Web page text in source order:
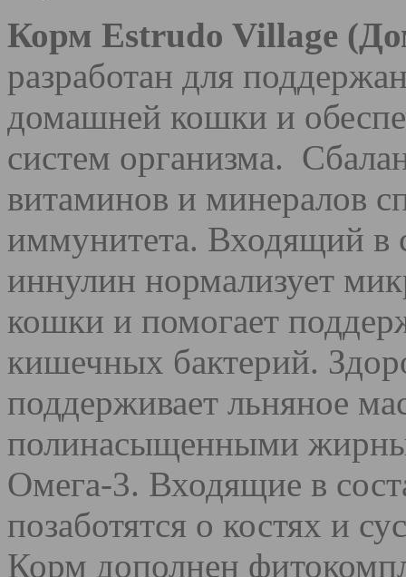
Корм Estrudo Village
разработан для
домашней кошки и
систем организма.
витаминов и минералов
иммунитета. Входящий в
иннулин нормализует
кошки и помогает
кишечных бактерий.
поддерживает льняное
полинасыщенными
Омега-3. Входящие в
позаботятся о костях и
Корм дополнен